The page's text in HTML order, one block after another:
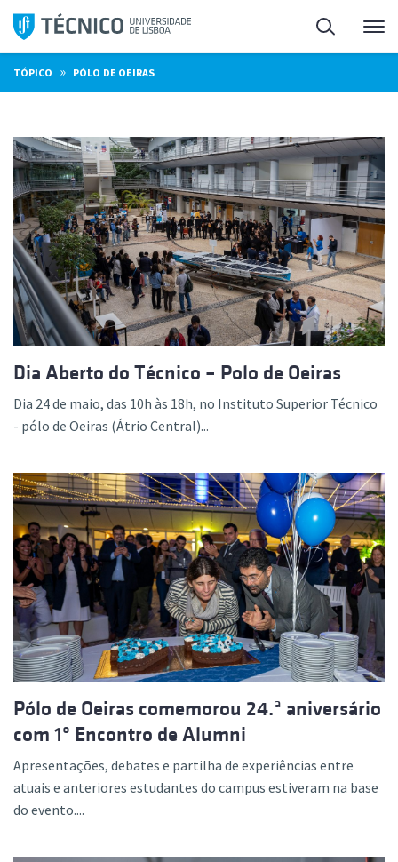
Saltar
para
o
conteúdo
Pesquisa
TÓPICO » PÓLO DE OEIRAS
Dia Aberto do Técnico – Polo de Oeiras
Dia 24 de maio, das 10h às 18h, no Instituto Superior Técnico
- pólo de Oeiras (Átrio Central)...
Pólo de Oeiras comemorou 24.ª aniversário
com 1º Encontro de Alumni
Apresentações, debates e partilha de experiências entre
atuais e anteriores estudantes do campus estiveram na base
do evento....